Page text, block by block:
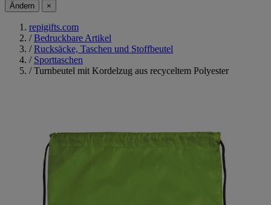
Ändern ×
repigifts.com
/ Bedruckbare Artikel
/ Rucksäcke, Taschen und Stoffbeutel
/ Sporttaschen
/ Turnbeutel mit Kordelzug aus recyceltem Polyester